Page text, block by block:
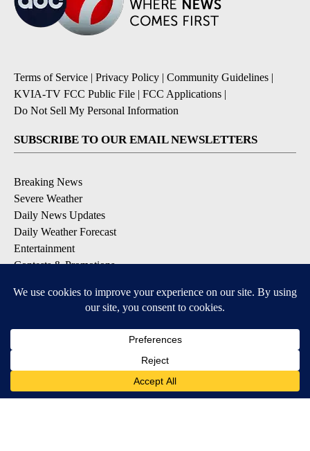
Terms of Service | Privacy Policy | Community Guidelines |
KVIA-TV FCC Public File | FCC Applications |
Do Not Sell My Personal Information
SUBSCRIBE TO OUR EMAIL NEWSLETTERS
Breaking News
Severe Weather
Daily News Updates
Daily Weather Forecast
Entertainment
Contests & Promotions
DOWNLOAD OUR APPS
Available for iOS and Android